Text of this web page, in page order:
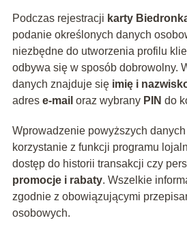
Podczas rejestracji karty
podanie określonych danych
niezbędne do utworzenia profilu
odbywa się w sposób dobrowolny.
danych znajduje się imię i
adres e-mail oraz wybrany PIN do
Wprowadzenie powyższych
korzystanie z funkcji programu
dostęp do historii transakcji czy
promocje i rabaty. Wszelkie
zgodnie z obowiązującymi
osobowych.